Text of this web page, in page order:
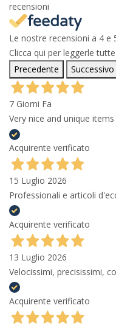
recensioni
Le nostre recensioni a 4 e
Clicca qui per leggerle
Precedente
Successivo
7 Giorni Fa
Very nice and unique
Acquirente verificato
15 Luglio 2026
Professionali e articoli
Acquirente verificato
13 Luglio 2026
Velocissimi, precisissimi,
Acquirente verificato